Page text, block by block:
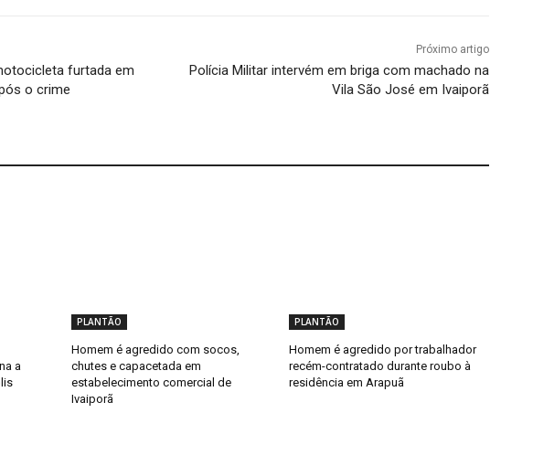
furtada em
o crime
Próximo artigo
Polícia Militar intervém em briga com machado na
Vila São José em Ivaiporã
a
PLANTÃO
Homem é agredido com socos,
chutes e capacetada em
estabelecimento comercial de
Ivaiporã
PLANTÃO
Homem é agredido por trabalhador
recém-contratado durante roubo à
residência em Arapuã